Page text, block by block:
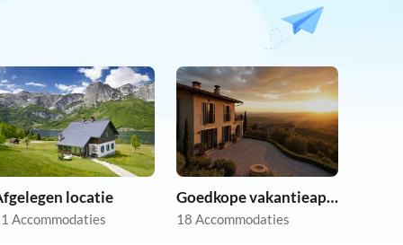
locatie
Accommodaties
Goedkope vakantieappartementen
18 Accommodaties